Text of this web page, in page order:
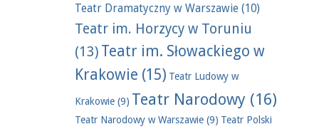
Teatr Dramatyczny w Warszawie (10)
Teatr im. Horzycy w Toruniu
(13) Teatr im. Słowackiego w
Krakowie (15) Teatr Ludowy w
Krakowie(9) Teatr Narodowy(16)
Teatr Narodowy w Warszawie(9) Teatr Polski